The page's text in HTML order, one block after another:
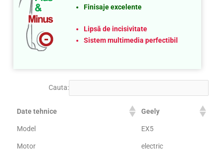
Finisaje excelente
Lipsă de incisivitate
Sistem multimedia perfectibil
Cauta:
Date tehnice Geely
Model EX5
Motor electric